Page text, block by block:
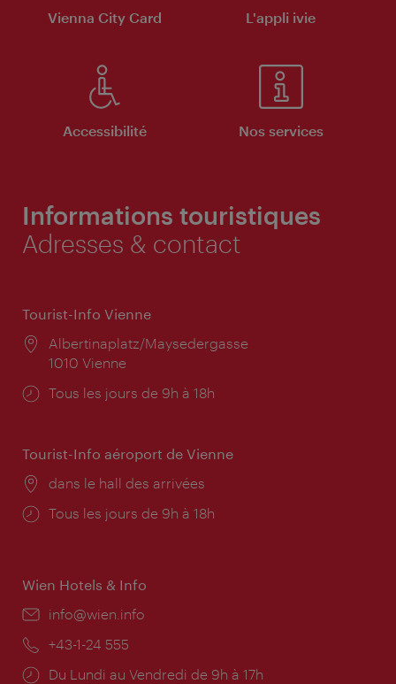
Vienna City Card L'appli ivie
Accessibilité Nos services
Informations touristiques
Adresses & contact
Tourist-Info Vienne
Lieu:
Albertinaplatz/Maysedergasse
1010 Vienne
Horaires
Tous les jours de 9h à 18h
Tourist-Info aéroport de Vienne
Lieu:
dans le hall des arrivées
Horaires
Tous les jours de 9h à 18h
Wien Hotels & Info
E-
info@wien.info
Téléphone:
+43-1-24 555
Horaires
Du Lundi au Vendredi de 9h à 17h